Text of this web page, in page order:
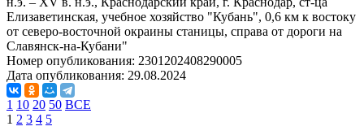
Елизаветинская, учебное хозяйство "Кубань", 0,6 км к востоку
от северо-восточной окраины станицы, справа от дороги на
Славянск-на-Кубани"
Номер опубликования: 2301202408290005
Дата опубликования: 29.08.2024
1 10 20 50 ВСЕ
1 2 3 4 5